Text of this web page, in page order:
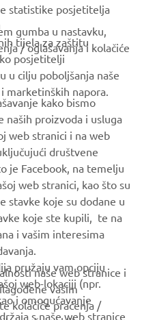
ponudama, posebnim
toga
statistike posjetitelja
tijela za zaštitu
posjetitelji
u cilju poboljšanja naše
marketinških napora.
gumba u nastavku,
/ oglašavanja i kolačiće
kako bismo
naših proizvoda i usluga
web stranici i na web
društvene
je Facebook, na temelju
web stranici, kao što su
stavke koje su dodane u
koje ste kupili, te na
i vašim interesima
pružaju vam opciju
web-lokaciji (npr.
i omogućavanje
s naše web stranice
naše web stranice i
vašim
kolačiće praćenja /